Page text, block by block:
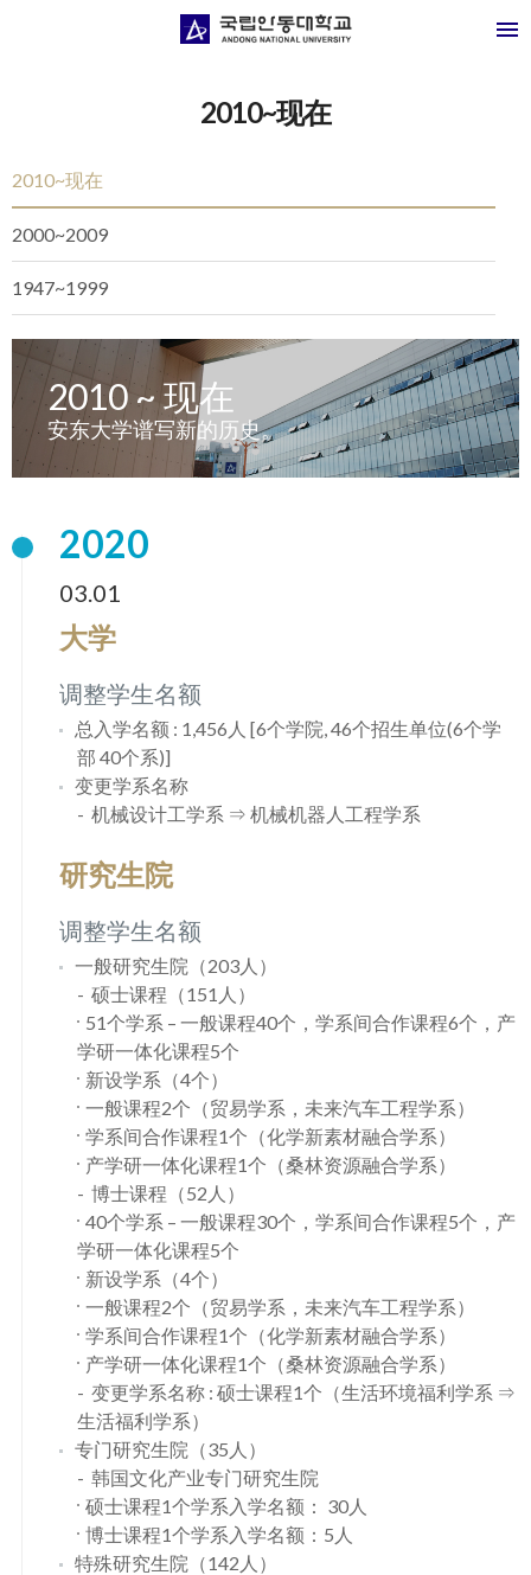
2010~现在
2010~现在
2000~2009
1947~1999
2010 ~ 现在
安东大学谱写新的历史。
2020
03.01
大学
调整学生名额
总入学名额 : 1,456人 [6个学院, 46个招生单位(6个学
部 40个系)]
变更学系名称
机械设计工学系 ⇒ 机械机器人工程学系
研究生院
调整学生名额
一般研究生院（203人）
硕士课程（151人）
51个学系 – 一般课程40个，学系间合作课程6个，产
学研一体化课程5个
新设学系（4个）
一般课程2个（贸易学系，未来汽车工程学系）
学系间合作课程1个（化学新素材融合学系）
产学研一体化课程1个（桑林资源融合学系）
博士课程（52人）
40个学系 – 一般课程30个，学系间合作课程5个，产
学研一体化课程5个
新设学系（4个）
一般课程2个（贸易学系，未来汽车工程学系）
学系间合作课程1个（化学新素材融合学系）
产学研一体化课程1个（桑林资源融合学系）
变更学系名称 : 硕士课程1个（生活环境福利学系 ⇒
生活福利学系）
专门研究生院（35人）
韩国文化产业专门研究生院
硕士课程1个学系入学名额： 30人
博士课程1个学系入学名额：5人
特殊研究生院（142人）